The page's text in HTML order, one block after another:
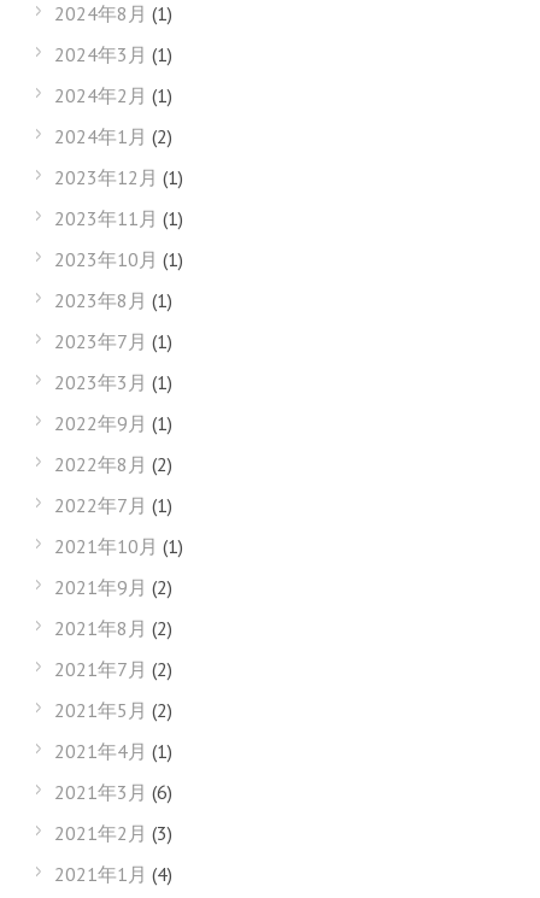
2024年8月 (1)
2024年3月 (1)
2024年2月 (1)
2024年1月 (2)
2023年12月 (1)
2023年11月 (1)
2023年10月 (1)
2023年8月 (1)
2023年7月 (1)
2023年3月 (1)
2022年9月 (1)
2022年8月 (2)
2022年7月 (1)
2021年10月 (1)
2021年9月 (2)
2021年8月 (2)
2021年7月 (2)
2021年5月 (2)
2021年4月 (1)
2021年3月 (6)
2021年2月 (3)
2021年1月 (4)